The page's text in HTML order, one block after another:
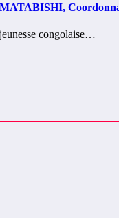
congolaise…